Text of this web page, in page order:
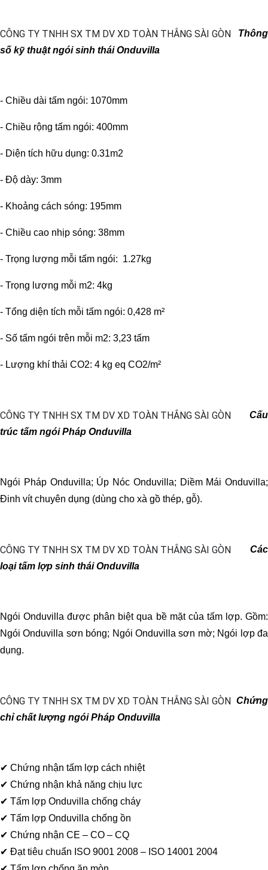
Thông
số kỹ thuật ngói sinh thái Onduvilla
- Chiều dài tấm ngói: 1070mm
- Chiều rộng tấm ngói: 400mm
- Diện tích hữu dụng: 0.31m2
- Độ dày: 3mm
- Khoảng cách sóng: 195mm
- Chiều cao nhịp sóng: 38mm
- Trọng lượng mỗi tấm ngói: 1.27kg
- Trọng lượng mỗi m2: 4kg
- Tổng diện tích mỗi tấm ngói: 0,428 m²
- Số tấm ngói trên mỗi m2: 3,23 tấm
- Lượng khí thải CO2: 4 kg eq CO2/m²
Cấu
trúc tấm ngói Pháp Onduvilla
Ngói Pháp Onduvilla; Úp Nóc Onduvilla; Diềm Mái Onduvilla;
Đinh vít chuyên dụng (dùng cho xà gồ thép, gỗ).
Các
loại tấm lợp sinh thái Onduvilla
Ngói Onduvilla được phân biệt qua bề mặt của tấm lợp. Gồm:
Ngói Onduvilla sơn bóng; Ngói Onduvilla sơn mờ; Ngói lợp đa
dụng.
Chứng
chỉ chất lượng ngói Pháp Onduvilla
✔ Chứng nhận tấm lợp cách nhiệt
✔ Chứng nhận khả năng chịu lực
✔ Tấm lợp Onduvilla chống cháy
✔ Tấm lợp Onduvilla chống ồn
✔ Chứng nhận CE – CO – CQ
✔ Đạt tiêu chuẩn ISO 9001 2008 – ISO 14001 2004